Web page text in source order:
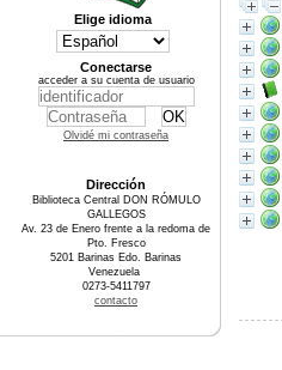
Elige idioma
Conectarse
acceder a su cuenta de usuario
Olvidé mi contraseña
Dirección
Biblioteca Central DON RÓMULO
GALLEGOS
Av. 23 de Enero frente a la redoma de
Pto. Fresco
5201 Barinas Edo. Barinas
Venezuela
0273-5411797
contacto